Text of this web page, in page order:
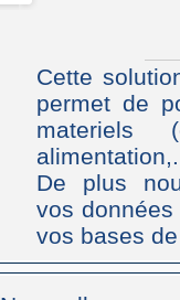
Cette
permet de
materiels
De plus
vos
vos bases